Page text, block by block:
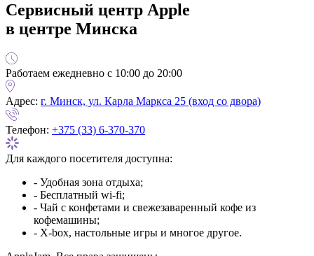
Сервисный центр Apple
в центре Минска
Работаем ежедневно с 10:00 до 20:00
Адрес: г. Минск, ул. Карла Маркса 25 (вход со двора)
Телефон: +375 (33) 6-370-370
Для каждого посетителя доступна:
- Удобная зона отдыха;
- Бесплатный wi-fi;
- Чай с конфетами и свежезаваренный кофе из
кофемашины;
- X-box, настольные игры и многое другое.